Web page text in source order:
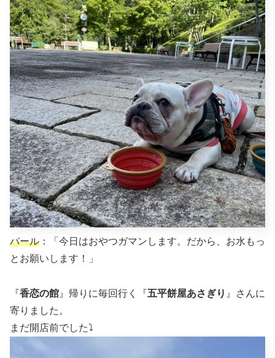
パール ：「今日はおやつガマンします。だから、お水もっ
とお願いします！」
『香恋の館 』帰りに毎回行く『五平餅屋あさぎり 』さんに
寄りました。
まだ開店前でした⤵︎